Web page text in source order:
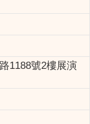
1188號2樓展演